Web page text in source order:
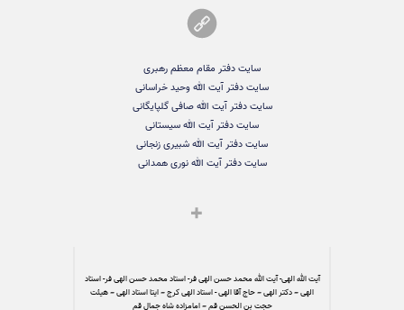
سایت دفتر مقام معظم رهبری
سایت دفتر آیت الله وحید خراسانی
سایت دفتر آیت الله صافی گلپایگانی
سایت دفتر آیت الله سیستانی
سایت دفتر آیت الله شبیری زنجانی
سایت دفتر آیت الله نوری همدانی
آیت الله الهی- آیت الله محمد حسن الهی فر- استاد محمد حسن الهی فر- استاد
الهی – دکتر الهی – حاج آقا الهی - استاد الهی کرج – ایتا استاد الهی – هیئت
حجت بن الحسن قم – امامزاده شاه جمال قم